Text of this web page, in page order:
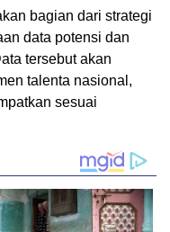
bagian dari strategi
data potensi dan
tersebut akan
talenta nasional,
sesuai